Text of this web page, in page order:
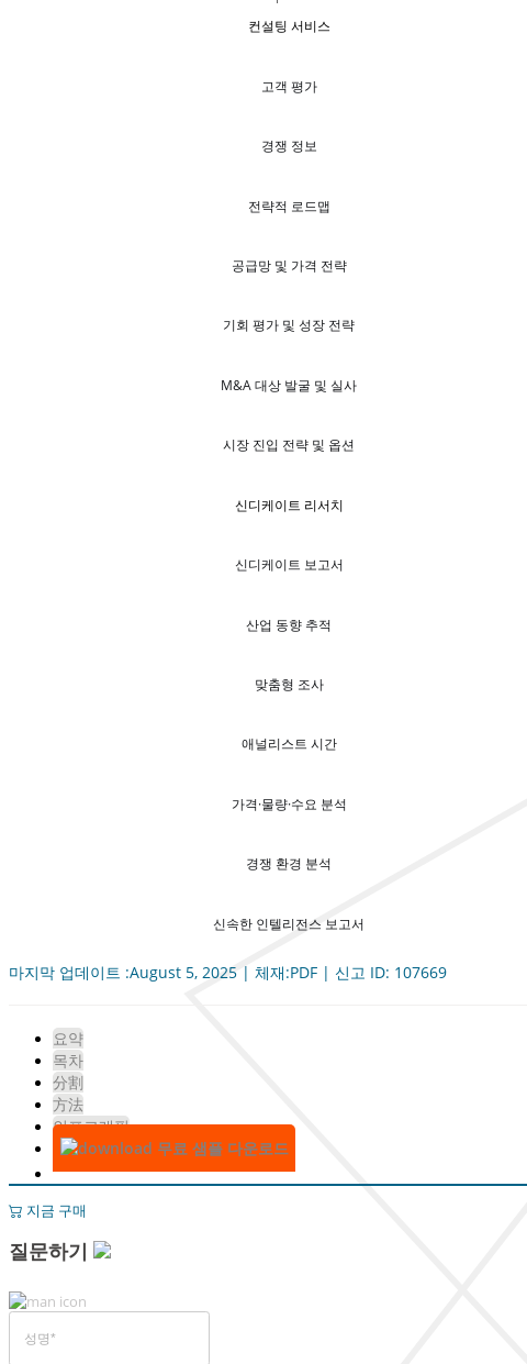
컨설팅 서비스
고객 평가
경쟁 정보
전략적 로드맵
공급망 및 가격 전략
기회 평가 및 성장 전략
M&A 대상 발굴 및 실사
시장 진입 전략 및 옵션
신디케이트 리서치
신디케이트 보고서
산업 동향 추적
맞춤형 조사
애널리스트 시간
가격·물량·수요 분석
경쟁 환경 분석
신속한 인텔리전스 보고서
마지막 업데이트 :August 5, 2025 | 체재:PDF | 신고 ID: 107669
요약
목차
分割
方法
인포그래픽
무료 샘플 다운로드
지금 구매
질문하기